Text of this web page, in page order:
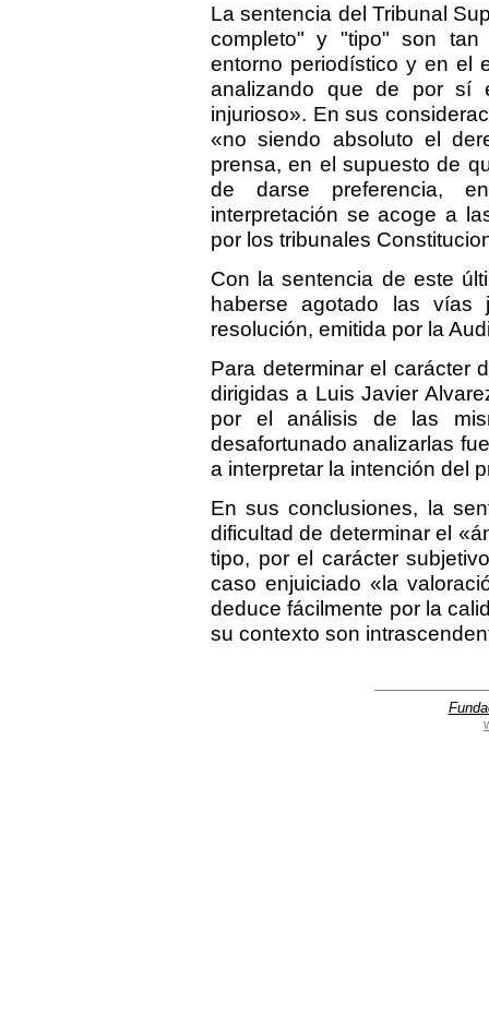
La sentencia del Tribunal
completo" y "tipo" son
entorno periodístico y en el
analizando que de por sí
injurioso». En sus
«no siendo absoluto el
prensa, en el supuesto de
de darse preferencia,
interpretación se acoge a
por los tribunales
Con la sentencia de este
haberse agotado las vías
resolución, emitida por la
Para determinar el carácter
dirigidas a Luis Javier
por el análisis de las
desafortunado analizarlas
a interpretar la intención del
En sus conclusiones, la
dificultad de determinar el
tipo, por el carácter
caso enjuiciado «la
deduce fácilmente por la
su contexto son